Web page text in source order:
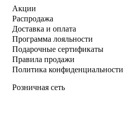
Акции
Распродажа
Доставка и оплата
Программа лояльности
Подарочные сертификаты
Правила продажи
Политика конфиденциальности
Розничная сеть